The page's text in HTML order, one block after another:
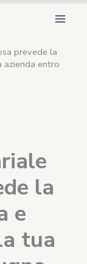
prevede la
azienda entro
la
e
tua